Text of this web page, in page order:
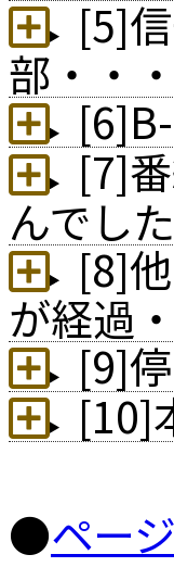
[5]
部・・・
[7]
んでした
[8]
が経過
[9]
[10]
●ペー